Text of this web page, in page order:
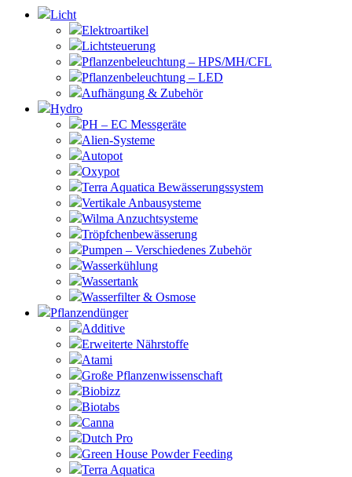
Licht
Elektroartikel
Lichtsteuerung
Pflanzenbeleuchtung – HPS/MH/CFL
Pflanzenbeleuchtung – LED
Aufhängung & Zubehör
Hydro
PH – EC Messgeräte
Alien-Systeme
Autopot
Oxypot
Terra Aquatica Bewässerungssystem
Vertikale Anbausysteme
Wilma Anzuchtsysteme
Tröpfchenbewässerung
Pumpen – Verschiedenes Zubehör
Wasserkühlung
Wassertank
Wasserfilter & Osmose
Pflanzendünger
Additive
Erweiterte Nährstoffe
Atami
Große Pflanzenwissenschaft
Biobizz
Biotabs
Canna
Dutch Pro
Green House Powder Feeding
Terra Aquatica